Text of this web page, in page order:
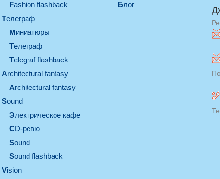
Fashion flashback
телеграф
миниатюры
телеграф
Telegraf flashback
architectural fantasy
architectural fantasy
sound
электрическое кафе
CD-ревю
sound
Sound flashback
vision
Блог